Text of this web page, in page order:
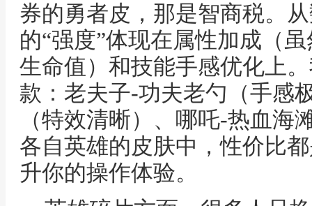
券的勇者皮，那是智商税。
的“强度”体现在属性加成（
生命值）和技能手感优化上
款：老夫子-功夫老勺（手感
（特效清晰）、哪吒-热血海
各自英雄的皮肤中，性价比
升你的操作体验。